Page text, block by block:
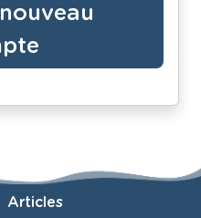
Articles